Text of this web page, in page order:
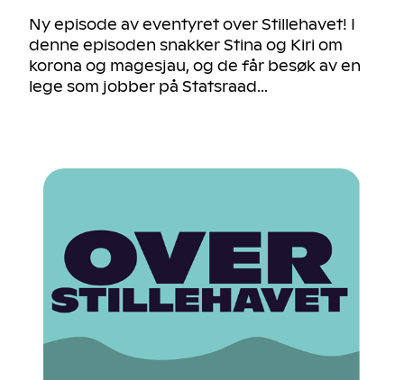
Ny episode av eventyret over Stillehavet! I
denne episoden snakker Stina og Kiri om
korona og magesjau, og de får besøk av en
lege som jobber på Statsraad...